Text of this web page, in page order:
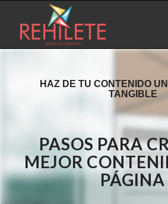
HAZ DE TU CONTENIDO
TANGIBLE
PASOS PARA
MEJOR
PÁGINA